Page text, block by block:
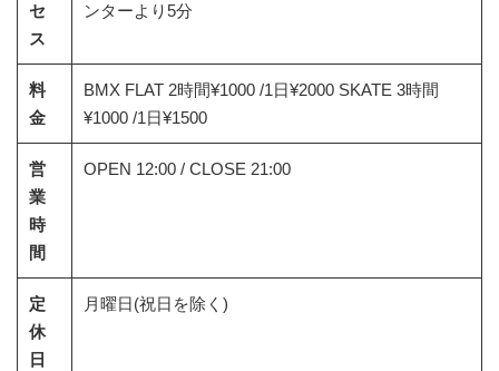
セ
ス
ンターより5分
料
金
BMX FLAT 2時間¥1000 /1日¥2000 SKATE 3時間
¥1000 /1日¥1500
営
業
時
間
OPEN 12:00 / CLOSE 21:00
定
休
日
月曜日(祝日を除く)